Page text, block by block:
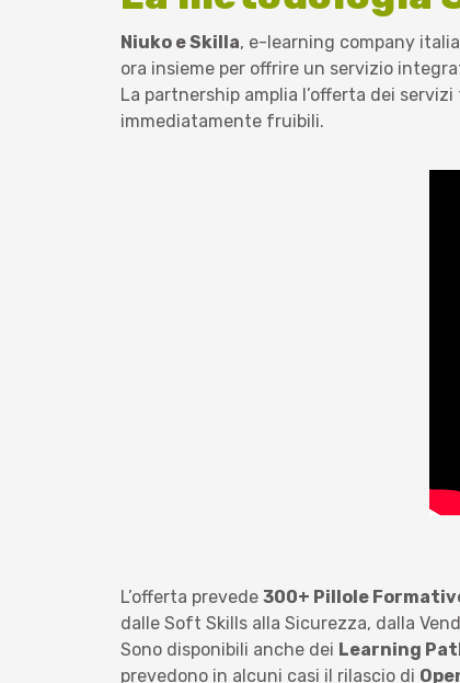
Niuko e Skilla, e-learning company
ora insieme per offrire un servizio
La partnership amplia l’offerta dei
immediatamente fruibili.
L’offerta prevede 300+ Pillole
dalle Soft Skills alla Sicurezza, dalla
Sono disponibili anche dei Learning
prevedono in alcuni casi il rilascio di